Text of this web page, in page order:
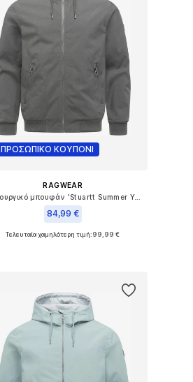
ΠΡΟΣΩΠΙΚΟ ΚΟΥΠΟΝΙ
RAGWEAR
Λειτουργικό μπουφάν 'Stuartt Summer Youmodo'
84,99 €
+3
Διαθέσιμο σε πολλά μεγέθη
Τελευταία χαμηλότερη τιμή:99,99 €